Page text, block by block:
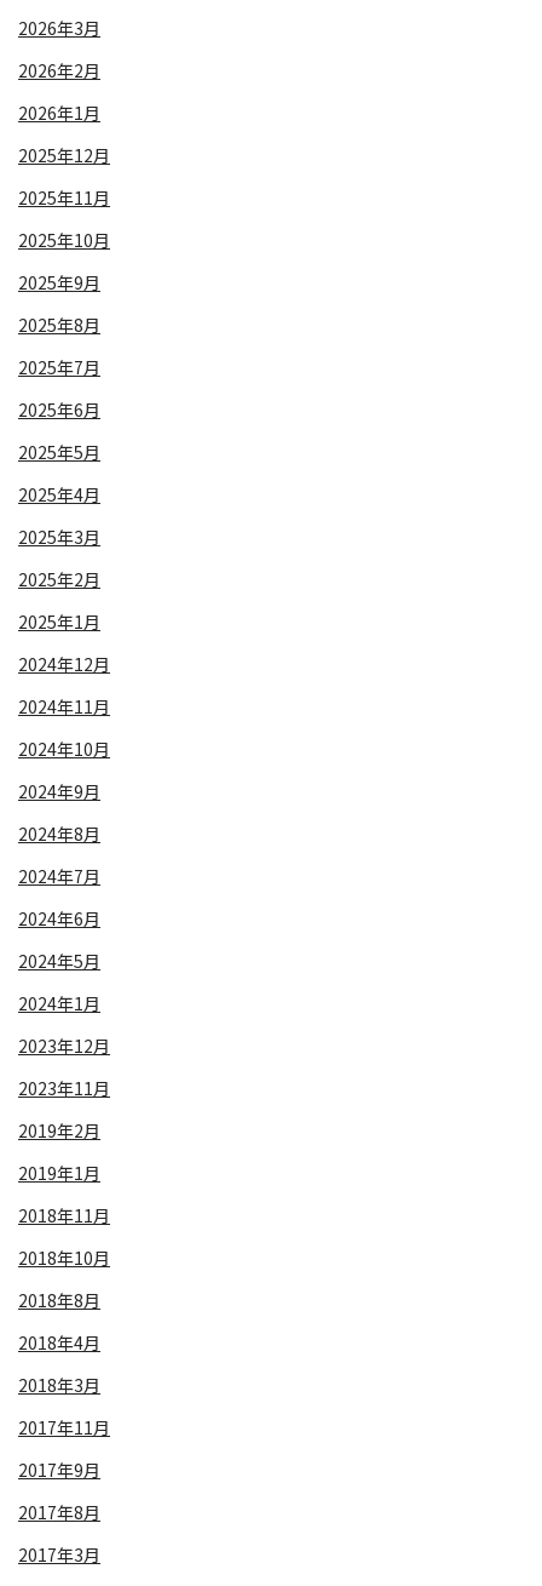
2026年3月
2026年2月
2026年1月
2025年12月
2025年11月
2025年10月
2025年9月
2025年8月
2025年7月
2025年6月
2025年5月
2025年4月
2025年3月
2025年2月
2025年1月
2024年12月
2024年11月
2024年10月
2024年9月
2024年8月
2024年7月
2024年6月
2024年5月
2024年1月
2023年12月
2023年11月
2019年2月
2019年1月
2018年11月
2018年10月
2018年8月
2018年4月
2018年3月
2017年11月
2017年9月
2017年8月
2017年3月